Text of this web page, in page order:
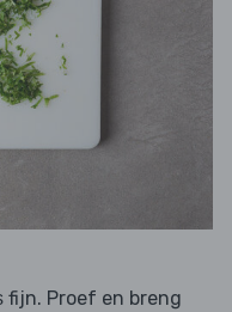
fijn. Proef en breng